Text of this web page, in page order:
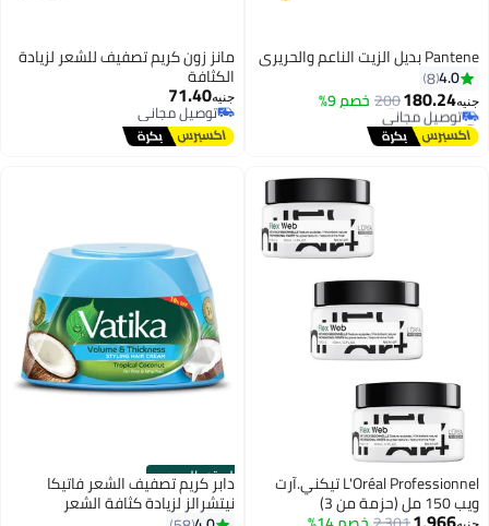
Pantene بديل الزيت الناعم والحريري
4.0
8
جنيه180.24
200 خصم 9%
#7 في منعمات الشعر
أقل سعر في 30 يوم
توصيل مجاني
#7 في منعمات الشعر
مانز زون كريم تصفيف للشعر لزيادة
الكثافة
جنيه71.40
توصيل مجاني
توصيل مجاني
L'Oréal Professionnel تيكني.آرت
ويب 150 مل (حزمة من 3)
الستور الرسمي
دابر كريم تصفيف الشعر فاتيكا
نيتشرالز لزيادة كثافة الشعر